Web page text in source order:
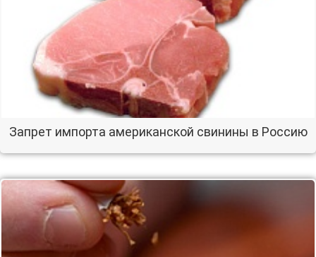
Запрет импорта американской свинины в Россию